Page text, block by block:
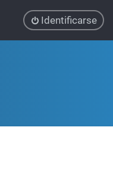
Identificarse